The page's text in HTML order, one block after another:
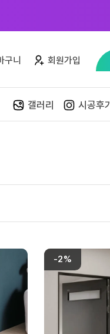
구니 회원가입
갤러리 시공후기
-2%